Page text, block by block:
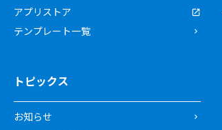
アプリストア
テンプレート一覧
トピックス
お知らせ